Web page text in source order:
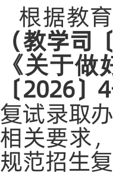
根据教
（教学司
《关于做
〔2026〕
复试录取
相关要求
规范招生